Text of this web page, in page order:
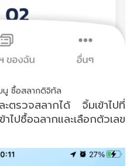
นู ซื้อสลากดิจิทัล
ตรวจสลากได้ จิ้มเข้าไปที่
ไปซื้อฉลากและเลือกตัวเลข